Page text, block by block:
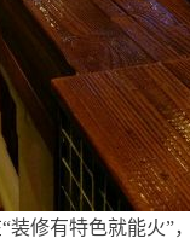
装修有特色就能火